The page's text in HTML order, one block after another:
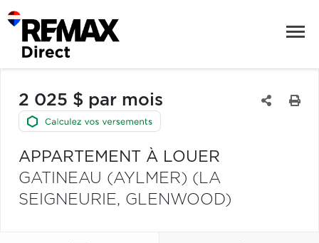
2 025 $ par mois
APPARTEMENT À LOUER
GATINEAU (AYLMER) (LA
SEIGNEURIE, GLENWOOD)